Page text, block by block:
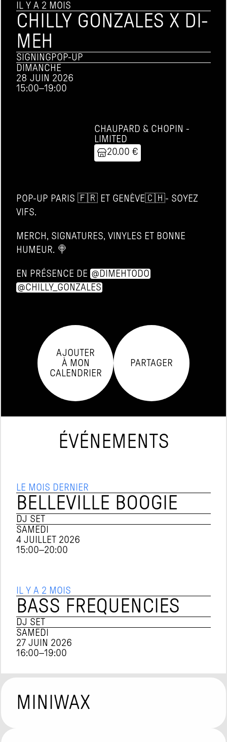
IL Y A 2 MOIS
CHILLY GONZALES X DI-
MEH
SIGNING POP-UP
DIMANCHE
28 JUIN 2026
15:00–19:00
CHAUPARD & CHOPIN -
LIMITED
20.00 €
POP-UP PARIS 🇫🇷 ET GENÈVE🇨🇭- SOYEZ
VIFS.
MERCH, SIGNATURES, VINYLES ET BONNE
HUMEUR. 🍭
EN PRÉSENCE DE @DIMEHTODO
@CHILLY_GONZALES
ÉVÉNEMENTS
LE MOIS DERNIER
BELLEVILLE BOOGIE
DJ SET
SAMEDI
4 JUILLET 2026
15:00–20:00
IL Y A 2 MOIS
BASS FREQUENCIES
DJ SET
SAMEDI
27 JUIN 2026
16:00–19:00
AJOUTER
À MON
CALENDRIER
PARTAGER
MINIWAX